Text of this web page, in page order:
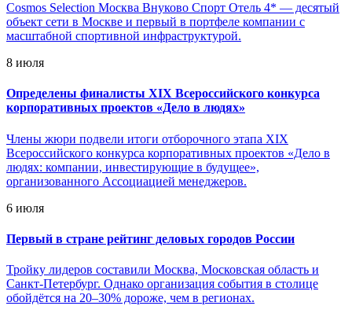
Cosmos Selection Москва Внуково Спорт Отель 4* — десятый
объект сети в Москве и первый в портфеле компании с
масштабной спортивной инфраструктурой.
8 июля
Определены финалисты XIX Всероссийского конкурса
корпоративных проектов «Дело в людях»
Члены жюри подвели итоги отборочного этапа XIX
Всероссийского конкурса корпоративных проектов «Дело в
людях: компании, инвестирующие в будущее»,
организованного Ассоциацией менеджеров.
6 июля
Первый в стране рейтинг деловых городов России
Тройку лидеров составили Москва, Московская область и
Санкт-Петербург. Однако организация события в столице
обойдётся на 20–30% дороже, чем в регионах.